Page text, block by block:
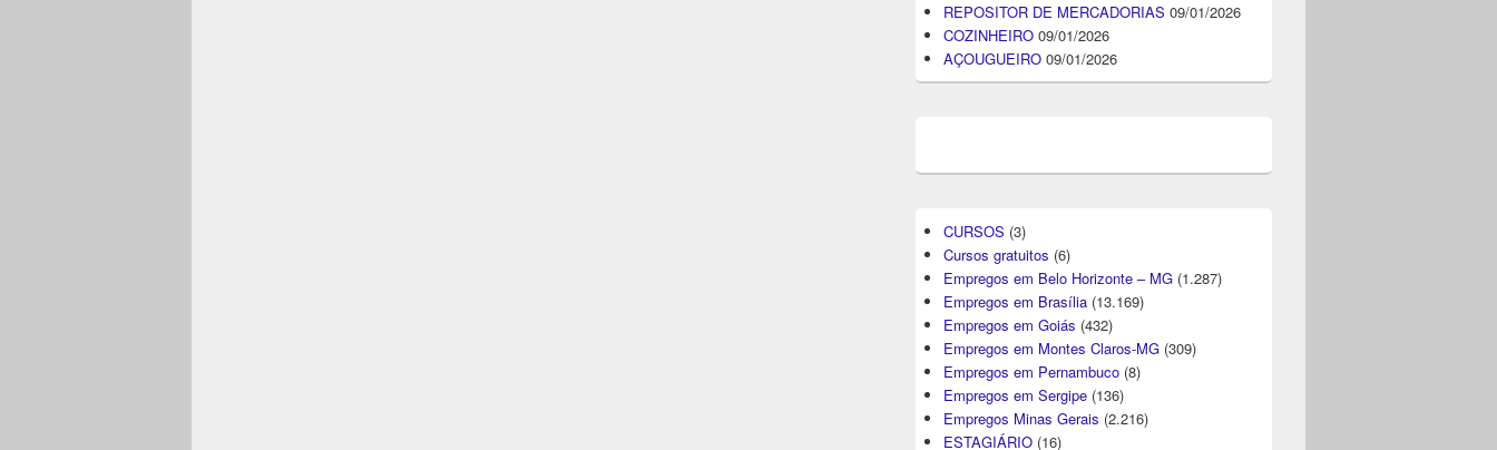
REPOSITOR DE MERCADORIAS 09/01/2026
COZINHEIRO 09/01/2026
AÇOUGUEIRO 09/01/2026
CURSOS (3)
Cursos gratuitos (6)
Empregos em Belo Horizonte – MG (1.287)
Empregos em Brasília (13.169)
Empregos em Goiás (432)
Empregos em Montes Claros-MG (309)
Empregos em Pernambuco (8)
Empregos em Sergipe (136)
Empregos Minas Gerais (2.216)
ESTAGIÁRIO (16)